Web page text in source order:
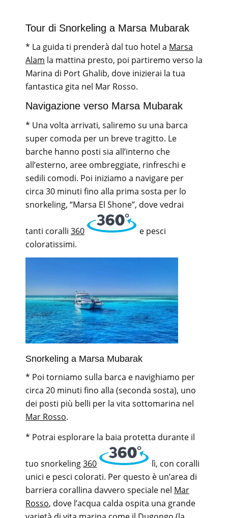
Tour di Snorkeling a Marsa Mubarak
* La guida ti prenderà dal tuo hotel a Marsa
Alam la mattina presto, poi partiremo verso la
Marina di Port Ghalib, dove inizierai la tua
fantastica gita nel Mar Rosso.
Navigazione verso Marsa Mubarak
* Una volta arrivati, saliremo su una barca
super comoda per un breve tragitto. Le
barche hanno posti sia all’interno che
all’esterno, aree ombreggiate, rinfreschi e
sedili comodi. Poi iniziamo a navigare per
circa 30 minuti fino alla prima sosta per lo
snorkeling, “Marsa El Shone”, dove vedrai
tanti coralli 360
e pesci
coloratissimi.
Snorkeling a Marsa Mubarak
* Poi torniamo sulla barca e navighiamo per
circa 20 minuti fino alla (seconda sosta), uno
dei posti più belli per la vita sottomarina nel
Mar Rosso.
* Potrai esplorare la baia protetta durante il
tuo snorkeling360
lì, con coralli
unici e pesci colorati. Per questo è un’area di
barriera corallina davvero speciale nel Mar
Rosso, dove l’acqua calda ospita una grande